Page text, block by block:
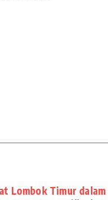
Lombok Timur dalam